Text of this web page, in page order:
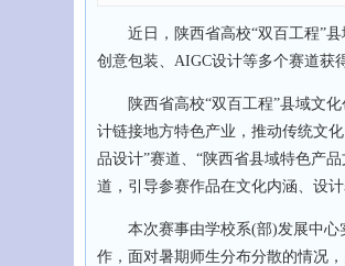
近日，陕西省高校“双百工程”县
创意包装、AIGC设计等多个赛道获
陕西省高校“双百工程”县域文化
计链接地方特色产业，推动传统文
品设计”赛道、“陕西省县域特色产
道，引导参赛作品在文化内涵、设
本次赛事由学校系(部)发展中心
作，面对暑期师生分布分散的情况